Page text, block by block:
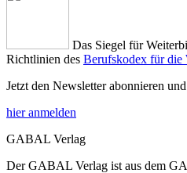
Das Siegel für
Richtlinien des Berufskodex für die
Jetzt den Newsletter abonnieren
hier anmelden
GABAL Verlag
Der GABAL Verlag ist aus dem